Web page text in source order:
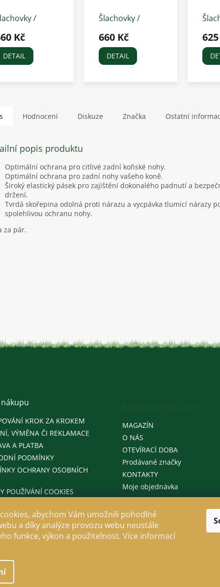
abychom Vám umožnili pohodlné
a díky analýze provozu webu neustále
funkce, výkon a použitelnost. Více informací
/
Kč
DETAIL
Šlachovky /
hnědé
660 Kč
DETAIL
Hodnocení Diskuze Značka Ostatní
popis produktu
Optimální ochrana pro citlivé zadní koňské nohy.
Optimální ochrana pro zadní nohy vašeho koně.
Široký elastický pásek pro zajištění dokonalého padnutí a
držení.
Tvrdá skořepina odolná proti nárazu a vycpávka tlumící nárazy
spolehlivou ochranu nohy.
za pár.
KROK ZA KROKEM
VÝMĚNA ČI REKLAMACE
A PLATBA
PODMÍNKY
OCHRANY OSOBNÍCH
POUŽÍVÁNÍ COOKIES
MAGAZÍN
O NÁS
OTEVÍRACÍ DOBA
Prodávané značky
KONTAKTY
Moje objednávka